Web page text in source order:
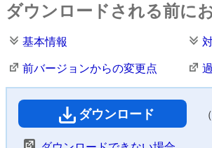
ダウンロードされる前に
基本情報
前バージョンからの変更点
ダウンロード （